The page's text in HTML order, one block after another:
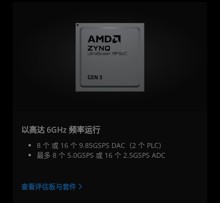
以高达 6GHz 频率运行
8 个 或 16 个 9.85GSPS DAC（2 个 PLC）
最多 8 个 5.0GSPS 或 16 个 2.5GSPS ADC
查看评估板与套件